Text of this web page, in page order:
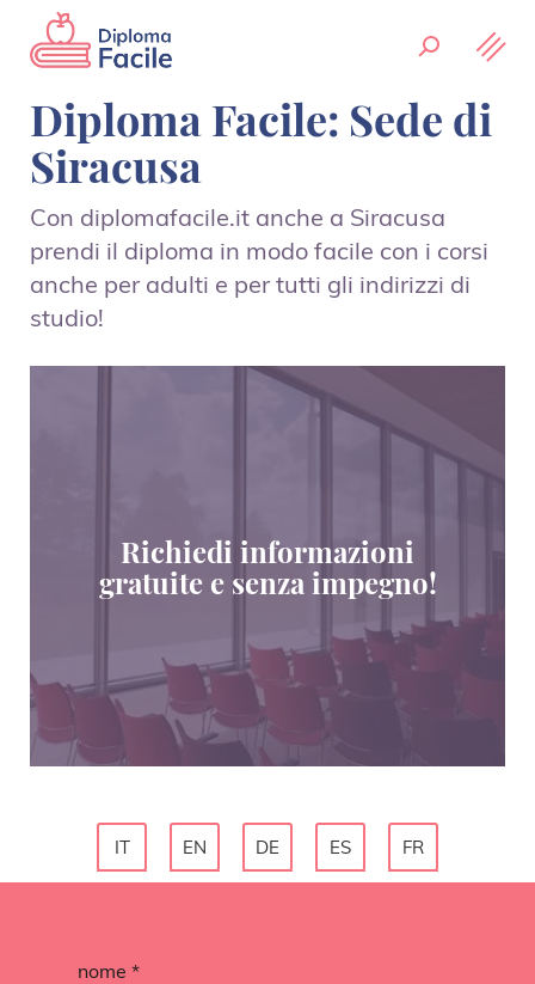
Diploma Facile: Sede di
Siracusa
Con diplomafacile.it anche a Siracusa
prendi il diploma in modo facile con i corsi
anche per adulti e per tutti gli indirizzi di
studio!
Richiedi informazioni
gratuite e senza impegno!
IT EN DE ES FR
nome *